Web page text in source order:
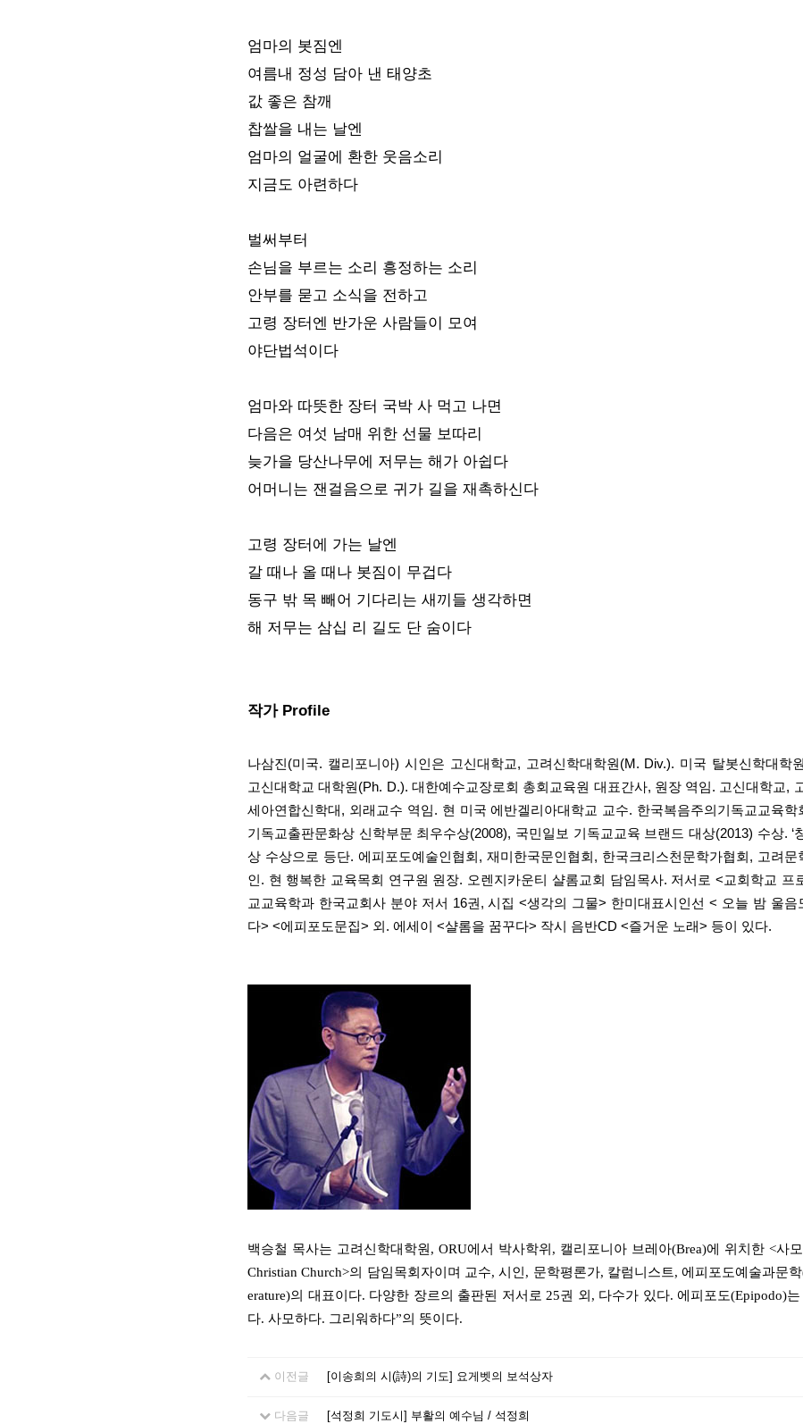
엄마의 봇짐엔
여름내 정성 담아 낸 태양초
값 좋은 참깨
찹쌀을 내는 날엔
엄마의 얼굴에 환한 웃음소리
지금도 아련하다
벌써부터
손님을 부르는 소리 흥정하는 소리
안부를 묻고 소식을 전하고
고령 장터엔 반가운 사람들이 모여
야단법석이다
엄마와 따뜻한 장터 국박 사 먹고 나면
다음은 여섯 남매 위한 선물 보따리
늦가을 당산나무에 저무는 해가 아쉽다
어머니는 잰걸음으로 귀가 길을 재촉하신다
고령 장터에 가는 날엔
갈 때나 올 때나 봇짐이 무겁다
동구 밖 목 빼어 기다리는 새끼들 생각하면
해 저무는 삼십 리 길도 단 숨이다
작가 Profile
나삼진(미국. 캘리포니아) 시인은 고신대학교, 고려신학대학원(M. Div.). 미국 탈봇신학대학
고신대학교 대학원(Ph. D.). 대한예수교장로회 총회교육원 대표간사, 원장 역임. 고신대학교,
세아연합신학대, 외래교수 역임. 현 미국 에반겔리아대학교 교수. 한국복음주의기독교교육학
기독교출판문화상 신학부문 최우수상(2008), 국민일보 기독교교육 브랜드 대상(2013) 수상. ‘
상 수상으로 등단. 에피포도예술인협회, 재미한국문인협회, 한국크리스천문학가협회, 고려문
인. 현 행복한 교육목회 연구원 원장. 오렌지카운티 샬롬교회 담임목사. 저서로 <교회학교 프
교교육학과 한국교회사 분야 저서 16권, 시집 <생각의 그물> 한미대표시인선 < 오늘 밤 울음
다> <에피포도문집> 외. 에세이 <샬롬을 꿈꾸다> 작시 음반CD <즐거운 노래> 등이 있다.
백승철 목사는 고려신학대학원, ORU에서 박사학위, 캘리포니아 브레아(Brea)에 위치한 <사
Christian Church>의 담임목회자이며 교수, 시인, 문학평론가, 칼럼니스트, 에피포도예술과문
erature)의 대표이다. 다양한 장르의 출판된 저서로 25권 외, 다수가 있다. 에피포도(Epipodo)
다. 사모하다. 그리워하다”의 뜻이다.
이전글 [이송희의 시(詩)의 기도] 요게벳의 보석상자
다음글 [석정희 기도시] 부활의 예수님 / 석정희